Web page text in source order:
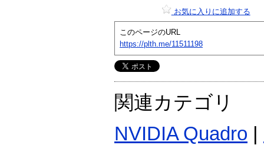
お気に入りに追加する
このページのURL
https://plth.me/11511198
関連カテゴリ
NVIDIA Quadro |